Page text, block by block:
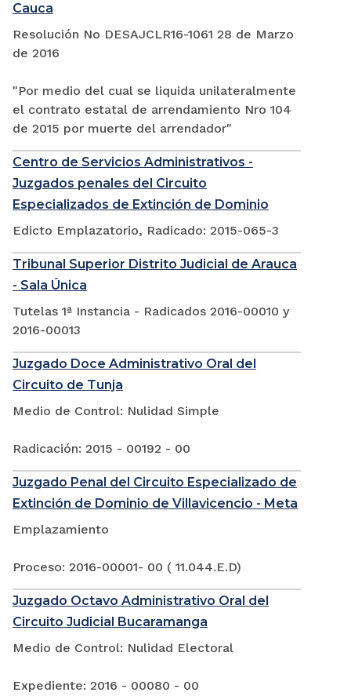
Cauca
Resolución No DESAJCLR16-1061 28 de Marzo
de 2016
"Por medio del cual se liquida unilateralmente
el contrato estatal de arrendamiento Nro 104
de 2015 por muerte del arrendador"
Centro de Servicios Administrativos -
Juzgados penales del Circuito
Especializados de Extinción de Dominio
Edicto Emplazatorio, Radicado: 2015-065-3
Tribunal Superior Distrito Judicial de Arauca
- Sala Única
Tutelas 1ª Instancia - Radicados 2016-00010 y
2016-00013
Juzgado Doce Administrativo Oral del
Circuito de Tunja
Medio de Control: Nulidad Simple
Radicación: 2015 - 00192 - 00
Juzgado Penal del Circuito Especializado de
Extinción de Dominio de Villavicencio - Meta
Emplazamiento
Proceso: 2016-00001- 00 ( 11.044.E.D)
Juzgado Octavo Administrativo Oral del
Circuito Judicial Bucaramanga
Medio de Control: Nulidad Electoral
Expediente: 2016 - 00080 - 00